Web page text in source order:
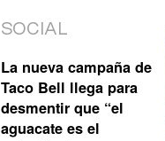
SOCIAL
La nueva campaña de
Taco Bell llega para
desmentir que “el
aguacate es el